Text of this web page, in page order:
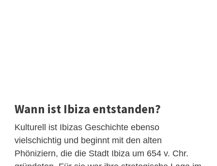
Wann ist Ibiza entstanden?
Kulturell ist Ibizas Geschichte ebenso
vielschichtig und beginnt mit den alten
Phöniziern, die die Stadt Ibiza um 654 v. Chr.